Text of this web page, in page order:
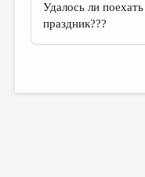
Удалось ли
праздник???